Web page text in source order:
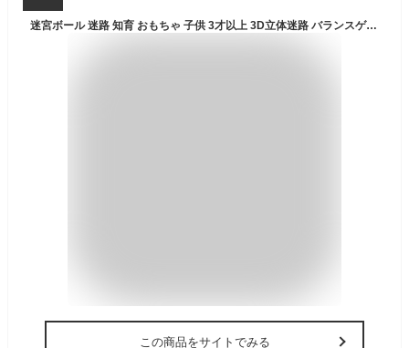
迷宮ボール 迷路 知育 おもちゃ 子供 3才以上 3D立体迷路 バランスゲーム 脳トレ IQ 暇つぶし 知育パズル 知能ゲーム 立体パズル ギフト ブルー
この商品をサイトでみる